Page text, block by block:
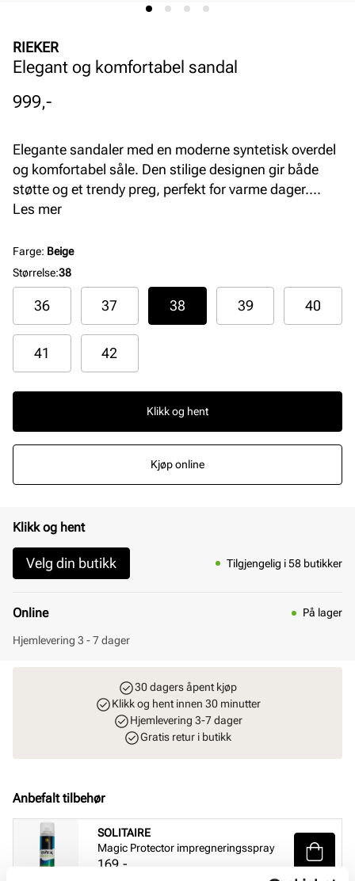
RIEKER
Elegant og komfortabel sandal
Pris
999,-
Elegante sandaler med en moderne syntetisk overdel
og komfortabel såle. Den stilige designen gir både
støtte og et trendy preg, perfekt for varme dager.
Ideelle for både hverdagsbruk og spesielle
funksjonalitet på en utmerket måte.
Les mer
Farge: Beige
Størrelse:38
36 37 38 39 40
41 42
Klikk og hent
Kjøp online
Klikk og hent
Velg din butikk Tilgjengelig i 58 butikker
Online På lager
Hjemlevering 3 - 7 dager
30 dagers åpent kjøp
Klikk og hent innen 30 minutter
Hjemlevering 3-7 dager
Gratis retur i butikk
Anbefalt tilbehør
SOLITAIRE
Magic Protector impregneringsspray
Pris
169,-